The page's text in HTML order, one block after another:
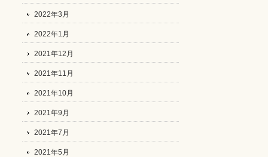
2022年3月
2022年1月
2021年12月
2021年11月
2021年10月
2021年9月
2021年7月
2021年5月